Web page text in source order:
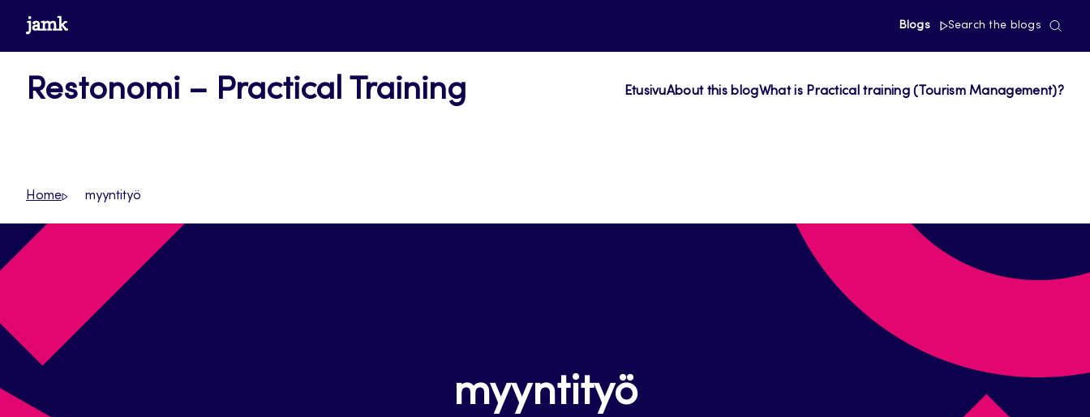
Siirrywww.jamk.fi Blogs Search the blogs
Restonomi – Practical Training EtusivuAbout this blogWhat is Practical training (Tourism Management)?
Home myyntityö
myyntityö